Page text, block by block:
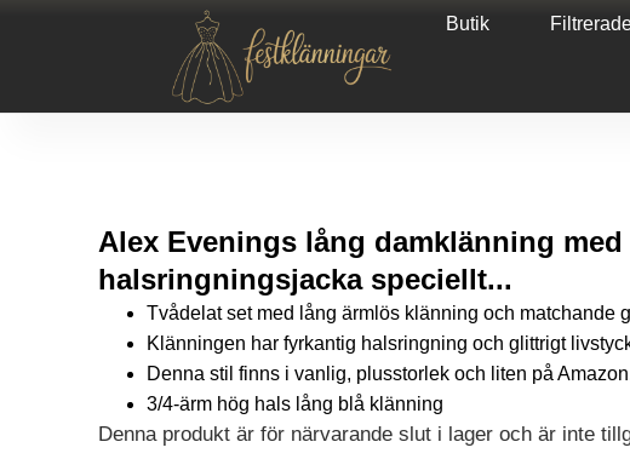
Butik
Alex Evenings lång damklänning
halsringningsjacka speciellt...
Tvådelat set med lång ärmlös klänning och matchande
Klänningen har fyrkantig halsringning och glittrigt
Denna stil finns i vanlig, plusstorlek och liten på
3/4-ärm hög hals lång blå klänning
Denna produkt är för närvarande slut i lager och är inte